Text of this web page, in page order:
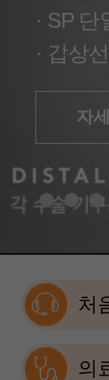
자
· SP
· 갑상
자
처
의